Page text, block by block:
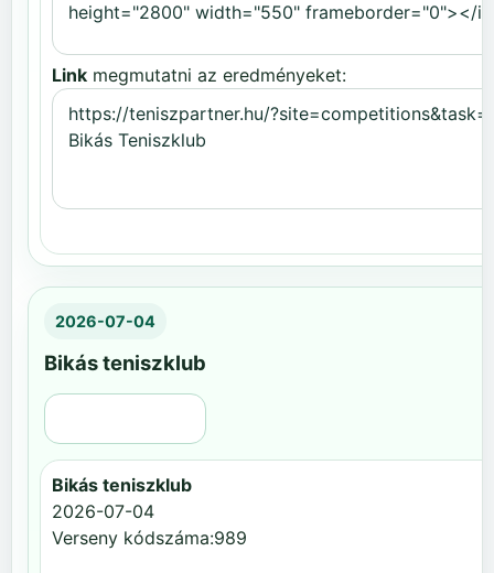
Link megmutatni az eredményeket:
2026-07-04
Bikás teniszklub
Bikás teniszklub
2026-07-04
Verseny kódszáma:989